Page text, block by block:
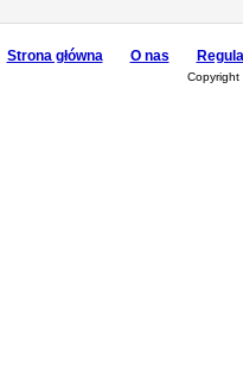
Strona główna O nas
Copyright